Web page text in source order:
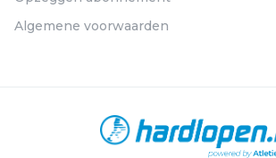
Algemene voorwaarden